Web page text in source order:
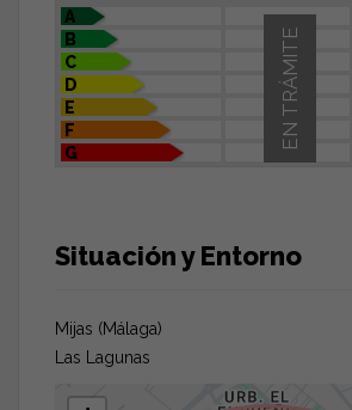
A
B
C
D
E
F
G
EN TRÁMITE
Situación y Entorno
Mijas (Málaga)
Las Lagunas